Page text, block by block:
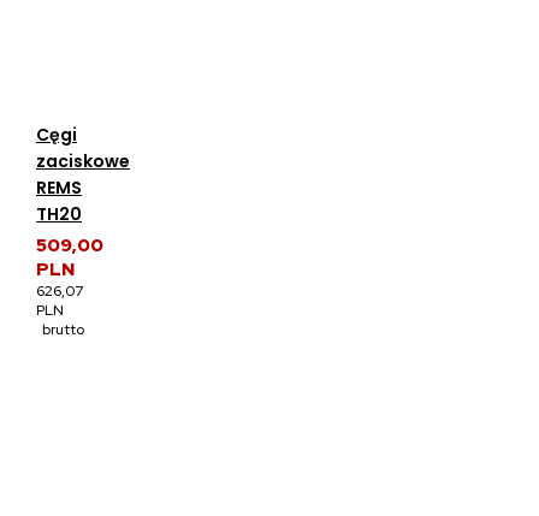
Cęgi
zaciskowe
REMS
TH20
509,00
PLN
626,07
PLN